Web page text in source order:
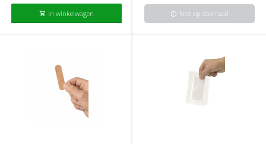
shopping_cart In winkelwagen info Niet op voorraad